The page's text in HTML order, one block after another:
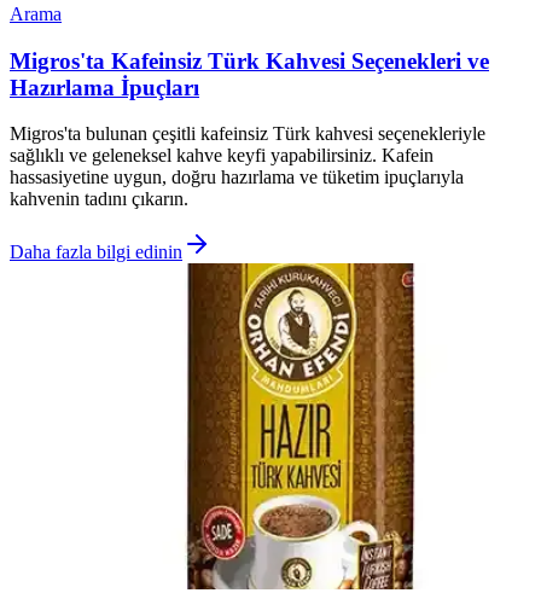
Arama
Migros'ta Kafeinsiz Türk Kahvesi Seçenekleri ve
Hazırlama İpuçları
Migros'ta bulunan çeşitli kafeinsiz Türk kahvesi seçenekleriyle
sağlıklı ve geleneksel kahve keyfi yapabilirsiniz. Kafein
hassasiyetine uygun, doğru hazırlama ve tüketim ipuçlarıyla
kahvenin tadını çıkarın.
Daha fazla bilgi edinin